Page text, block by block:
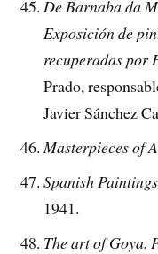
De Barnaba da
Exposición de
recuperadas por
Prado,
Javier Sánchez
Masterpieces of
Spanish Paintings
1941.
The art of Goya.